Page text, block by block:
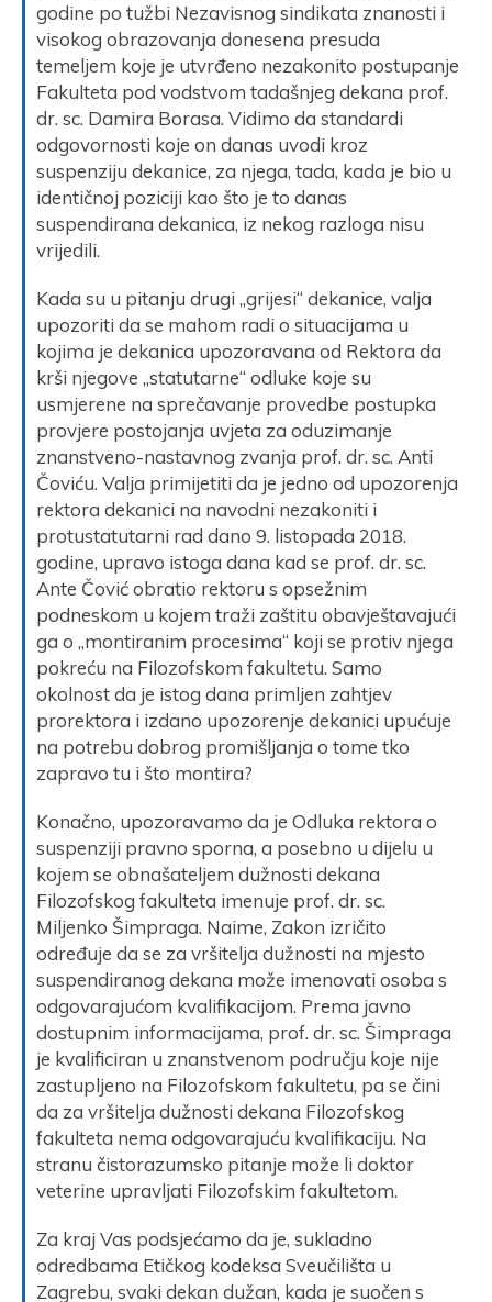
godine po tužbi Nezavisnog sindikata znanosti i
visokog obrazovanja donesena presuda
temeljem koje je utvrđeno nezakonito postupanje
Fakulteta pod vodstvom tadašnjeg dekana prof.
dr. sc. Damira Borasa. Vidimo da standardi
odgovornosti koje on danas uvodi kroz
suspenziju dekanice, za njega, tada, kada je bio u
identičnoj poziciji kao što je to danas
suspendirana dekanica, iz nekog razloga nisu
vrijedili.
Kada su u pitanju drugi „grijesi“ dekanice, valja
upozoriti da se mahom radi o situacijama u
kojima je dekanica upozoravana od Rektora da
krši njegove „statutarne“ odluke koje su
usmjerene na sprečavanje provedbe postupka
provjere postojanja uvjeta za oduzimanje
znanstveno-nastavnog zvanja prof. dr. sc. Anti
Čoviću. Valja primijetiti da je jedno od upozorenja
rektora dekanici na navodni nezakoniti i
protustatutarni rad dano 9. listopada 2018.
godine, upravo istoga dana kad se prof. dr. sc.
Ante Čović obratio rektoru s opsežnim
podneskom u kojem traži zaštitu obavještavajući
ga o „montiranim procesima“ koji se protiv njega
pokreću na Filozofskom fakultetu. Samo
okolnost da je istog dana primljen zahtjev
prorektora i izdano upozorenje dekanici upućuje
na potrebu dobrog promišljanja o tome tko
zapravo tu i što montira?
Konačno, upozoravamo da je Odluka rektora o
suspenziji pravno sporna, a posebno u dijelu u
kojem se obnašateljem dužnosti dekana
Filozofskog fakulteta imenuje prof. dr. sc.
Miljenko Šimpraga. Naime, Zakon izričito
određuje da se za vršitelja dužnosti na mjesto
suspendiranog dekana može imenovati osoba s
odgovarajućom kvalifikacijom. Prema javno
dostupnim informacijama, prof. dr. sc. Šimpraga
je kvalificiran u znanstvenom području koje nije
zastupljeno na Filozofskom fakultetu, pa se čini
da za vršitelja dužnosti dekana Filozofskog
fakulteta nema odgovarajuću kvalifikaciju. Na
stranu čistorazumsko pitanje može li doktor
veterine upravljati Filozofskim fakultetom.
Za kraj Vas podsjećamo da je, sukladno
odredbama Etičkog kodeksa Sveučilišta u
Zagrebu, svaki dekan dužan, kada je suočen s